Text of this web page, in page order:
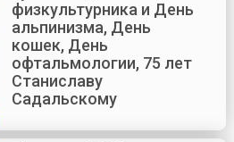
физкультурника и День
альпинизма, День
кошек, День
офтальмологии, 75 лет
Станиславу
Садальскому